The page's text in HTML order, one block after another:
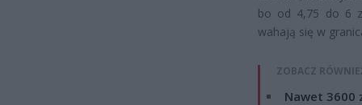
bo od 4,75 do 6
wahają się w
ZOBACZ
Nawet 3600